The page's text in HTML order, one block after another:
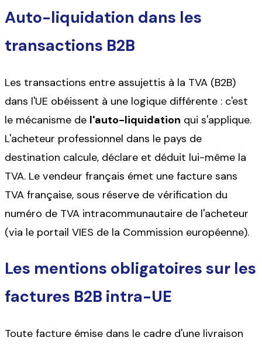
Auto-liquidation dans les
transactions B2B
Les transactions entre assujettis à la TVA (B2B)
dans l'UE obéissent à une logique différente : c'est
le mécanisme de l'auto-liquidation qui s'applique.
L'acheteur professionnel dans le pays de
destination calcule, déclare et déduit lui-même la
TVA. Le vendeur français émet une facture sans
TVA française, sous réserve de vérification du
numéro de TVA intracommunautaire de l'acheteur
(via le portail VIES de la Commission européenne).
Les mentions obligatoires sur les
factures B2B intra-UE
Toute facture émise dans le cadre d'une livraison